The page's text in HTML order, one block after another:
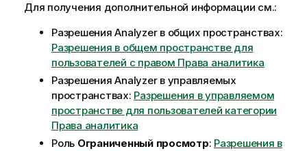
Для получения дополнительной информации см.:
Разрешения Analyzer в общих пространствах:
Разрешения в общем пространстве для
пользователей с правом Права аналитика
Разрешения Analyzer в управляемых
пространствах: Разрешения в управляемом
пространстве для пользователей категории
Права аналитика
Роль Ограниченный просмотр: Разрешения в